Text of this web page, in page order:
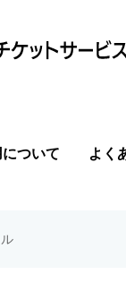
ついて よく